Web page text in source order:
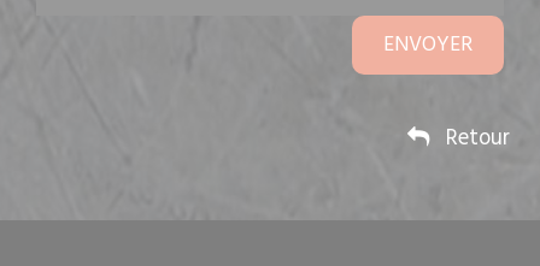
ENVOYER
Retour